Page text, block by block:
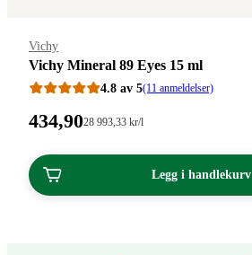
Merke
Vichy
Vichy Mineral 89 Eyes 15 ml
4.8 av 5(11 anmeldelser)
Pris:
kroner.
434,90Stykkpris:
993,33/l
28 993 ,33 kr/l
Legg i handlekurv